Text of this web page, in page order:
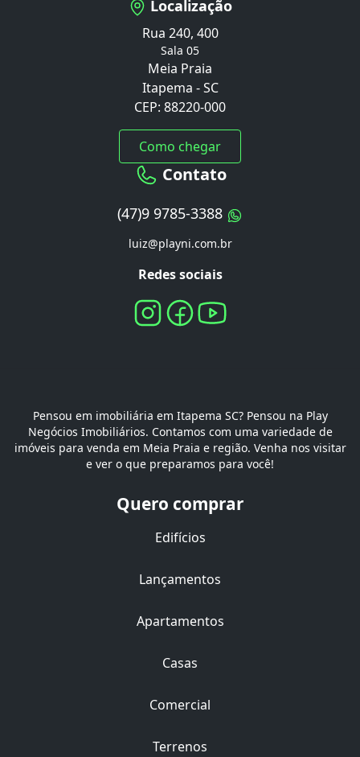
Localização
Rua 240, 400
Sala 05
Meia Praia
Itapema - SC
CEP: 88220-000
Como chegar
Contato
(47)9 9785-3388
luiz@playni.com.br
Redes sociais
Pensou em imobiliária em Itapema SC? Pensou na Play
Negócios Imobiliários. Contamos com uma variedade de
imóveis para venda em Meia Praia e região. Venha nos visitar
e ver o que preparamos para você!
Quero comprar
Edifícios
Lançamentos
Apartamentos
Casas
Comercial
Terrenos